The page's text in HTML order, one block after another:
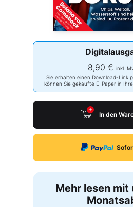
8,90 € inkl.
Sie erhalten einen Download-Link
können Sie gekaufte E-Paper in
In den
Mehr lesen mit